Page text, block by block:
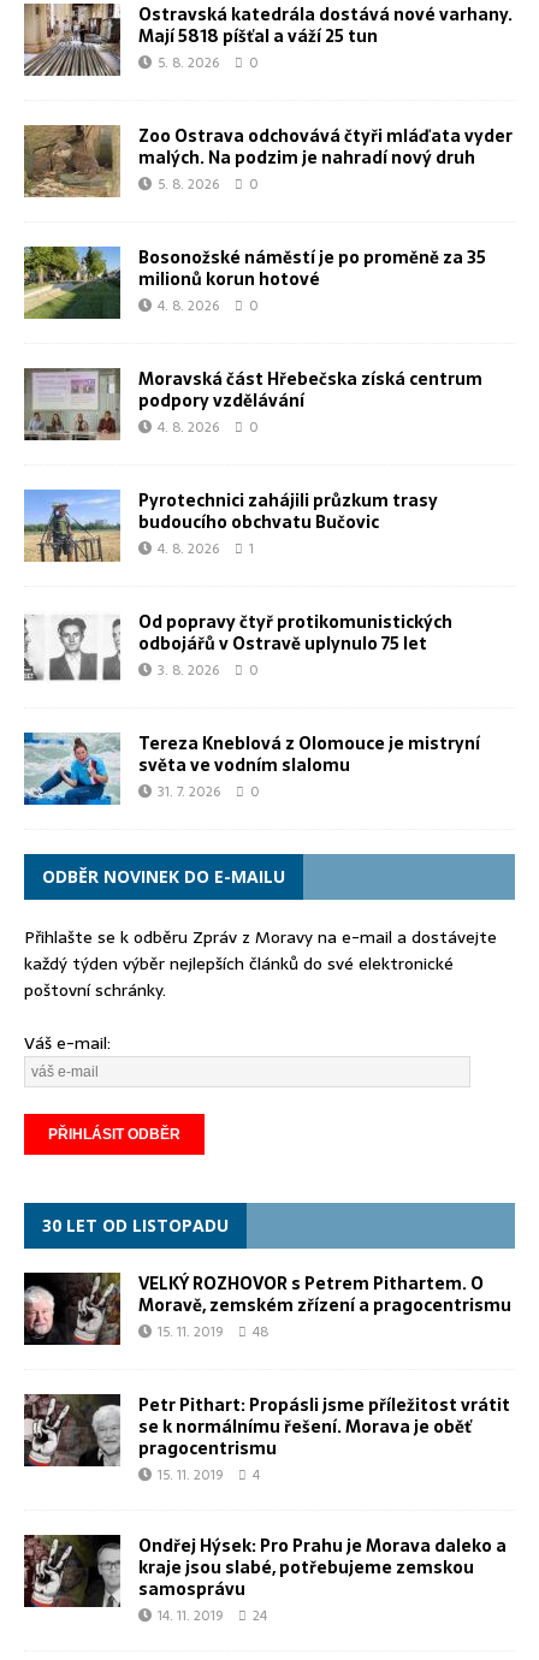
Ostravská katedrála dostává nové varhany.
Mají 5818 píšťal a váží 25 tun
5. 8. 2026 0
Zoo Ostrava odchovává čtyři mláďata vyder
malých. Na podzim je nahradí nový druh
5. 8. 2026 0
Bosonožské náměstí je po proměně za 35
milionů korun hotové
4. 8. 2026 0
Moravská část Hřebečska získá centrum
podpory vzdělávání
4. 8. 2026 0
Pyrotechnici zahájili průzkum trasy
budoucího obchvatu Bučovic
4. 8. 2026 1
Od popravy čtyř protikomunistických
odbojářů v Ostravě uplynulo 75 let
3. 8. 2026 0
Tereza Kneblová z Olomouce je mistryní
světa ve vodním slalomu
31. 7. 2026 0
ODBĚR NOVINEK DO E-MAILU
Přihlašte se k odběru Zpráv z Moravy na e-mail a dostávejte
každý týden výběr nejlepších článků do své elektronické
poštovní schránky.
Váš e-mail:
30 LET OD LISTOPADU
VELKÝ ROZHOVOR s Petrem Pithartem. O
Moravě, zemském zřízení a pragocentrismu
15. 11. 2019 48
Petr Pithart: Propásli jsme příležitost vrátit
se k normálnímu řešení. Morava je oběť
pragocentrismu
15. 11. 2019 4
Ondřej Hýsek: Pro Prahu je Morava daleko a
kraje jsou slabé, potřebujeme zemskou
samosprávu
14. 11. 2019 24